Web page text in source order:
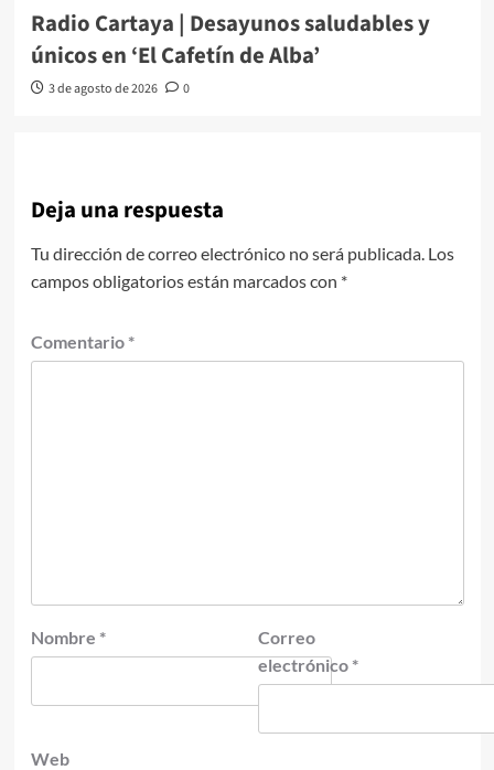
Radio Cartaya | Desayunos saludables y
únicos en ‘El Cafetín de Alba’
3 de agosto de 2026 0
Deja una respuesta
Tu dirección de correo electrónico no será publicada. Los
campos obligatorios están marcados con *
Comentario *
Nombre *
Correo
electrónico *
Web